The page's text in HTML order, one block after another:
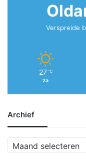
Verspreide
27 ℃
za
Archief
r